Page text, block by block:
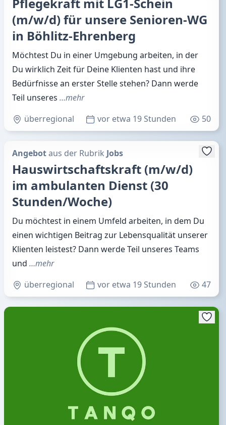
(m/w/d) für unsere Senioren-WG
in Böhlitz-Ehrenberg
Möchtest Du in einer Umgebung arbeiten, in der
Du wirklich Zeit für Deine Klienten hast und ihre
Bedürfnisse an erster Stelle stehen? Dann werde
Teil unseres …mehr
überregional
vor etwa 19 Stunden 50
Angebotaus der Rubrik Jobs
Hauswirtschaftskraft (m/w/d)
im ambulanten Dienst (30
Stunden/Woche)
Du möchtest in einem Umfeld arbeiten, in dem Du
einen wichtigen Beitrag zur Lebensqualität unserer
Klienten leistest? Dann werde Teil unseres Teams
und …mehr
überregional
vor etwa 19 Stunden 47